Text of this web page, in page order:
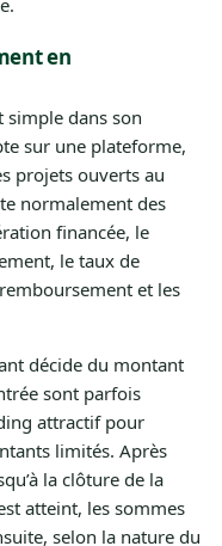
en
simple dans son
sur une plateforme,
projets ouverts au
normalement des
financée, le
le taux de
et les
décide du montant
sont parfois
attractif pour
limités. Après
la clôture de la
atteint, les sommes
selon la nature du